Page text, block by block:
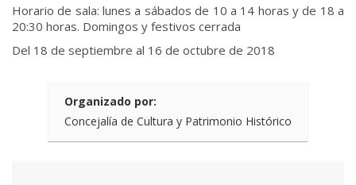
Horario de sala: lunes a sábados de 10 a 14 horas y de 18 a
20:30 horas. Domingos y festivos cerrada
Del 18 de septiembre al 16 de octubre de 2018
Organizado por:
Concejalía de Cultura y Patrimonio Histórico